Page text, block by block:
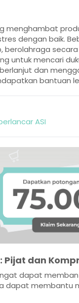
dengan baik.
berolahraga
untuk mencari
dan
bantuan
ASI
Pijat dan
dapat
dapat